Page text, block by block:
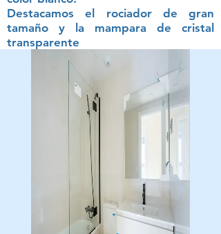
Destacamos el rociador de gran
tamaño y la mampara de cristal
transparente